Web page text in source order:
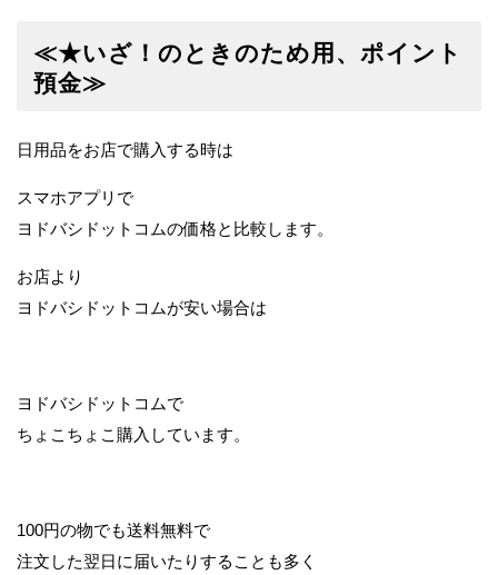
≪★いざ！のときのため用、ポイント
預金≫
日用品をお店で購入する時は
スマホアプリで
ヨドバシドットコムの価格と比較します。
お店より
ヨドバシドットコムが安い場合は
ヨドバシドットコムで
ちょこちょこ購入しています。
100円の物でも送料無料で
注文した翌日に届いたりすることも多く